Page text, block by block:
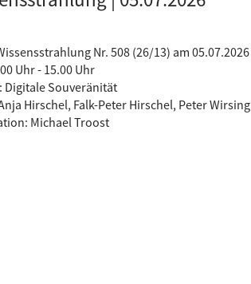
Nr. 508 (26/13) am 05.07.2026
Uhr - 15.00 Uhr
Digitale Souveränität
Hirschel, Falk-Peter Hirschel, Peter Wirsing
Michael Troost